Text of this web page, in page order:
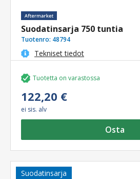
Suodatinsarja 750 tuntia
Tuotenro: 48794
Tekniset tiedot
Tuotetta on varastossa
122,20 €
ei sis. alv
Osta
Suodatinsarja